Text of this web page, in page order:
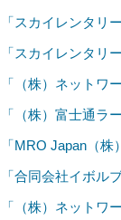
「スカイレンタリ
「スカイレンタリ
「（株）ネットワ
「（株）富士通ラ
「MRO Japan（
「合同会社イボル
「（株）ネットワ